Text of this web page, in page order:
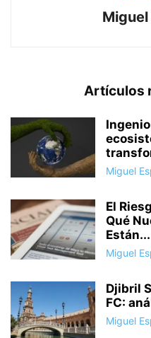
Artículos
Miguel
El
Qué
Están...
Miguel
Djibril
FC:
Miguel